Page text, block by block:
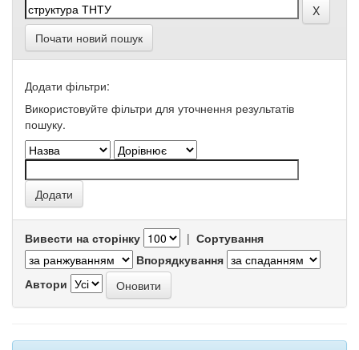
Почати новий пошук
Додати фільтри:
Використовуйте фільтри для уточнення результатів
пошуку.
Вивести на сторінку | Сортування
Впорядкування
Автори